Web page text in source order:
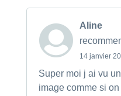
Aline
14 janvier
Super moi j ai vu
image comme si